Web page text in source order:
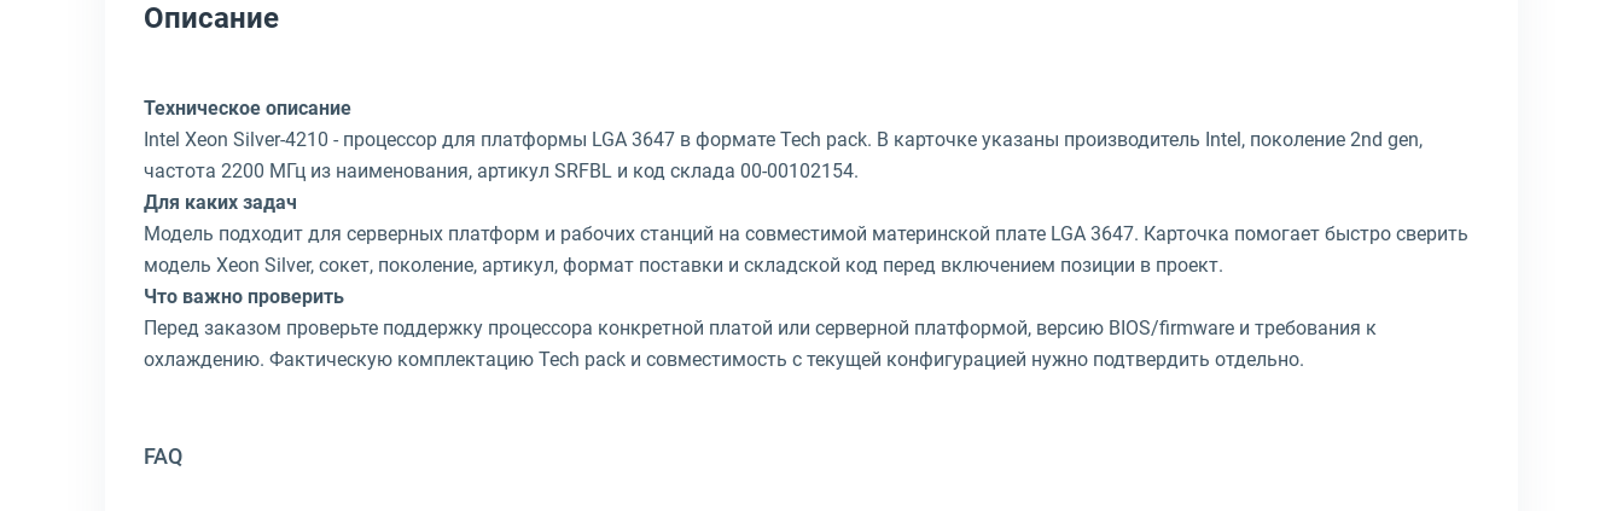
Описание
Техническое описание
Intel Xeon Silver-4210 - процессор для платформы LGA 3647 в формате Tech pack. В карточке указаны производитель Intel, поколение 2nd gen,
частота 2200 МГц из наименования, артикул SRFBL и код склада 00-00102154.
Для каких задач
Модель подходит для серверных платформ и рабочих станций на совместимой материнской плате LGA 3647. Карточка помогает быстро сверить
модель Xeon Silver, сокет, поколение, артикул, формат поставки и складской код перед включением позиции в проект.
Что важно проверить
Перед заказом проверьте поддержку процессора конкретной платой или серверной платформой, версию BIOS/firmware и требования к
охлаждению. Фактическую комплектацию Tech pack и совместимость с текущей конфигурацией нужно подтвердить отдельно.
FAQ